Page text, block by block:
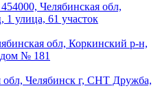
Челябинская обл,
улица, 61 участок
обл, Коркинский р-н,
№ 181
Челябинск г, СНТ Дружба,